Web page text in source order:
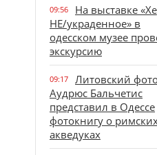
09:56
На выставке
НЕ/украденное» в
одесском музее
экскурсию
09:17
Литовский
Аудрюс Бальчетис
представил в Одессе
фотокнигу о
акведуках